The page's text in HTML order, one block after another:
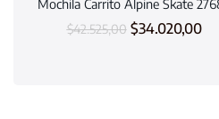
Mochila Carrito Alpine Skate
$42.525,00 $34.020,00